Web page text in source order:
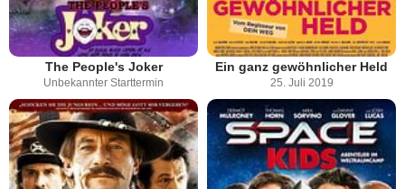
The People's Joker
Unbekannter Starttermin
Ein ganz gewöhnlicher Held
25. Juli 2019